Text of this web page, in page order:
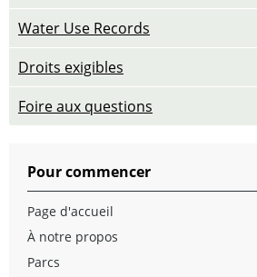
Water Use Records
Droits exigibles
Foire aux questions
Pour commencer
Page d'accueil
À notre propos
Parcs